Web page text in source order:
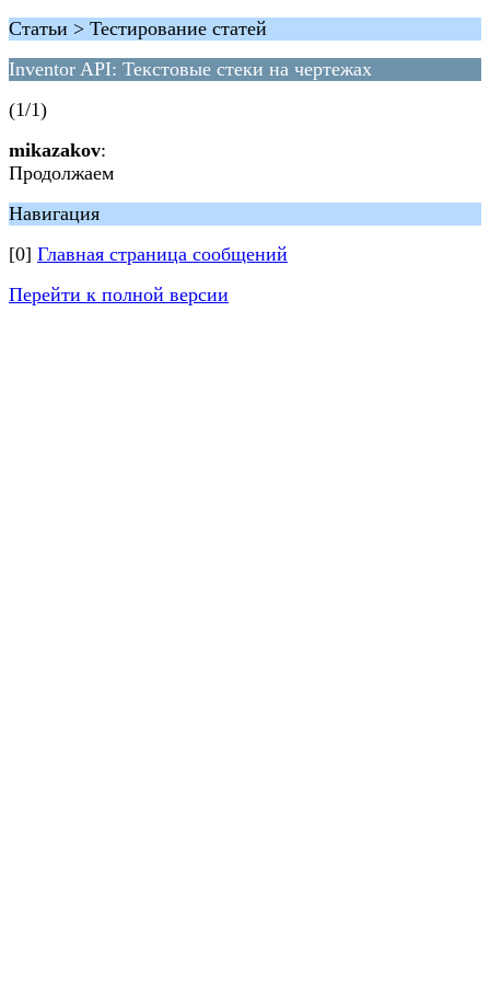
Статьи > Тестирование статей
Inventor API: Текстовые стеки на чертежах
(1/1)
mikazakov:
Продолжаем
Навигация
[0] Главная страница сообщений
Перейти к полной версии